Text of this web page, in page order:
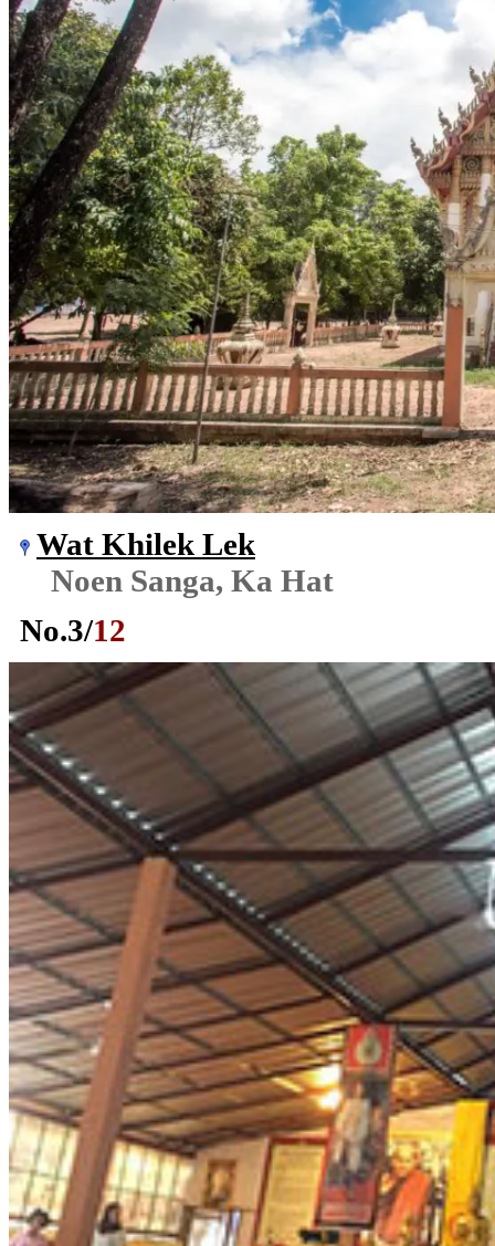
Wat Khilek Lek
Noen Sanga, Ka Hat
No.3/12